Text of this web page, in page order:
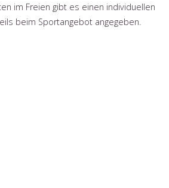
im Freien gibt es einen individuellen
beim Sportangebot angegeben.